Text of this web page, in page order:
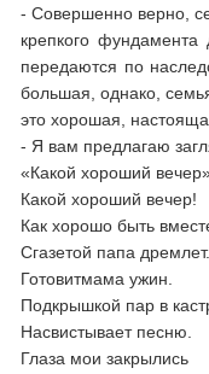
- Совершенно верно,
крепкого
передаются по
большая, однако,
это хорошая,
- Я вам предлагаю
«Какой хороший
Какой хороший вечер!
Как хорошо быть
Сгазетой папа дремлет.
Готовитмама ужин.
Подкрышкой пар в
Насвистывает песню.
Глаза мои закрылись